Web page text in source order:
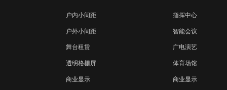
户内小间距
户外小间距
舞台租赁
透明格栅屏
商业显示
指挥中心
智能会议
广电演艺
体育场馆
商业显示